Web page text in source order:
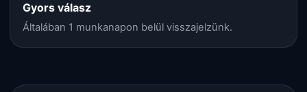
Gyors válasz
Általában 1 munkanapon belül visszajelzünk.